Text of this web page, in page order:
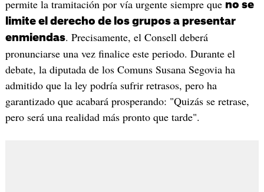
permite la tramitación por vía urgente siempre que no se
limite el derecho de los grupos a presentar
enmiendas. Precisamente, el Consell deberá
pronunciarse una vez finalice este periodo. Durante el
debate, la diputada de los Comuns Susana Segovia ha
admitido que la ley podría sufrir retrasos, pero ha
garantizado que acabará prosperando: "Quizás se retrase,
pero será una realidad más pronto que tarde".